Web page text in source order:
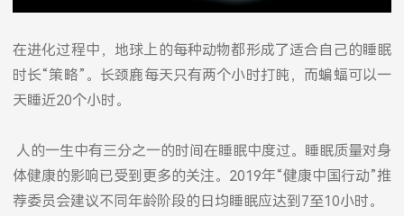
在进化过程中，地球上的每种动物都形成了适合自己的睡眠
时长“策略”。长颈鹿每天只有两个小时打盹，而蝙蝠可以一
天睡近20个小时。
人的一生中有三分之一的时间在睡眠中度过。睡眠质量对身
体健康的影响已受到更多的关注。2019年“健康中国行动”推
荐委员会建议不同年龄阶段的日均睡眠应达到7至10小时。